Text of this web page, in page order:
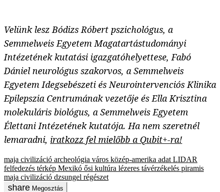
Velünk lesz Bódizs Róbert pszichológus, a
Semmelweis Egyetem Magatartástudományi
Intézetének kutatási igazgatóhelyettese, Fabó
Dániel neurológus szakorvos, a Semmelweis
Egyetem Idegsebészeti és Neurointervenciós Klinika
Epilepszia Centrumának vezetője és Ella Krisztina
molekuláris biológus, a Semmelweis Egyetem
Élettani Intézetének kutatója.Ha nem szeretnél
lemaradni, iratkozz fel mielőbb a Qubit+-ra!
maja civilizáció archeológia város közép-amerika adat LIDAR
felfedezés térkép Mexikó ősi kultúra lézeres távérzékelés piramis
maja civilizáció dzsungel régészet
Megosztás